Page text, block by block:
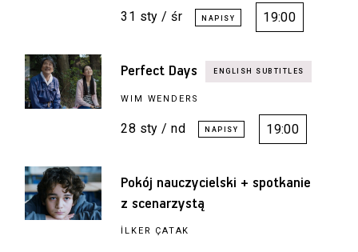
31 sty / śr 19:00
Perfect Days
WIM WENDERS
28 sty / nd 19:00
Pokój nauczycielski + spotkanie
z scenarzystą
İLKER ÇATAK